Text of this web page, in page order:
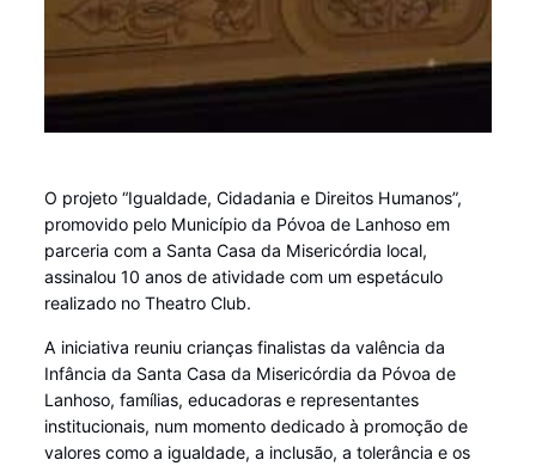
O projeto “Igualdade, Cidadania e Direitos Humanos”,
promovido pelo Município da Póvoa de Lanhoso em
parceria com a Santa Casa da Misericórdia local,
assinalou 10 anos de atividade com um espetáculo
realizado no Theatro Club.
A iniciativa reuniu crianças finalistas da valência da
Infância da Santa Casa da Misericórdia da Póvoa de
Lanhoso, famílias, educadoras e representantes
institucionais, num momento dedicado à promoção de
valores como a igualdade, a inclusão, a tolerância e os